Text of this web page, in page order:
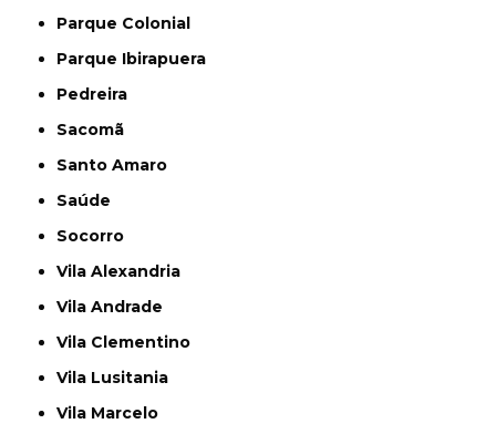
Parque Colonial
Parque Ibirapuera
Pedreira
Sacomã
Santo Amaro
Saúde
Socorro
Vila Alexandria
Vila Andrade
Vila Clementino
Vila Lusitania
Vila Marcelo